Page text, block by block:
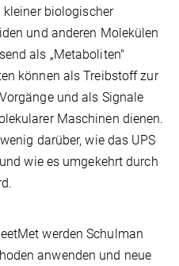
kleiner biologischer
und anderen Molekülen
als „Metaboliten"
können als Treibstoff zur
und als Signale
Maschinen dienen.
darüber, wie das UPS
wie es umgekehrt durch
werden Schulman
anwenden und neue